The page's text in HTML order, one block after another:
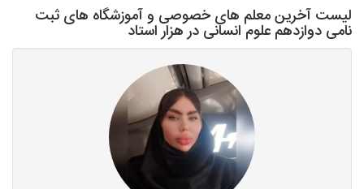
لیست آخرین معلم های خصوصی و آموزشگاه های ثبت
نامی دوازدهم علوم انسانی در هزار استاد